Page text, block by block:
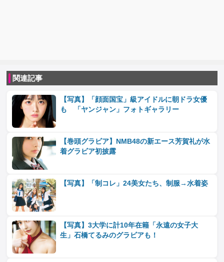
関連記事
【写真】「顔面国宝」級アイドルに朝ドラ女優
も 「ヤンジャン」フォトギャラリー
【巻頭グラビア】NMB48の新エース芳賀礼が水
着グラビア初披露
【写真】「制コレ」24美女たち、制服→水着姿
【写真】3大学に計10年在籍「永遠の女子大
生」石橋てるみのグラビアも！